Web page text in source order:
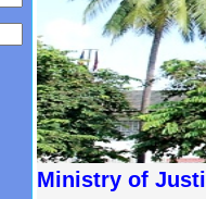
Ministry of